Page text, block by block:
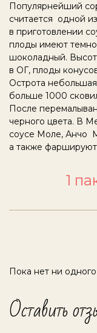
Популярнейший
считается одной
в приготовлении
плоды имеют
шоколадный.
в ОГ, плоды
Острота
больше 1000
После
черного цвета. В
соусе Моле, Анчо
а также фаршируют
1
Пока нет ни
Оставить